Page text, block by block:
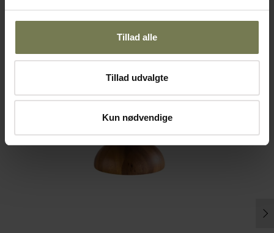
Tillad alle
Tillad udvalgte
Kun nødvendige